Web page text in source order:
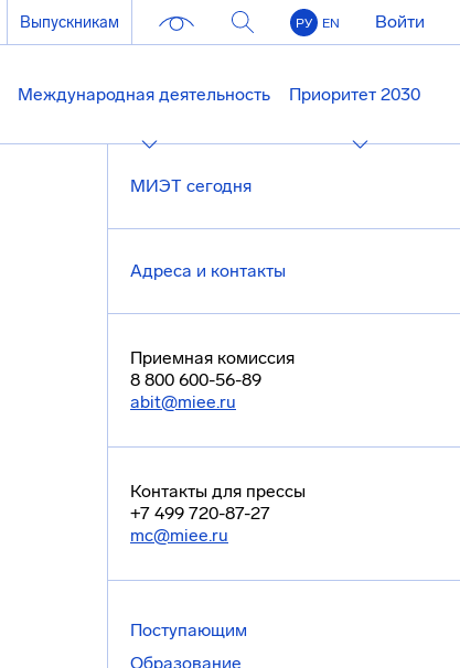
Выпускникам РУ EN Войти
Международная деятельность Приоритет 2030
МИЭТ сегодня
Адреса и контакты
Приемная комиссия
8 800 600-56-89
abit@miee.ru
Контакты для прессы
+7 499 720-87-27
mc@miee.ru
Поступающим
Образование